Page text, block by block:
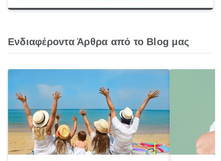
Ενδιαφέροντα Άρθρα από το Blog μας